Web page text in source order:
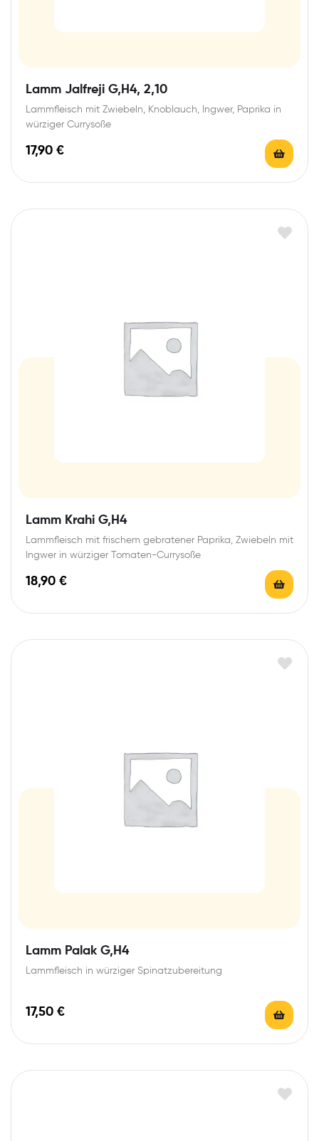
Lamm Jalfreji G,H4, 2,10
Lammfleisch mit Zwiebeln, Knoblauch, Ingwer, Paprika in
würziger Currysoße
17,90 €
Lamm Krahi G,H4
Lammfleisch mit frischem gebratener Paprika, Zwiebeln mit
Ingwer in würziger Tomaten-Currysoße
18,90 €
Lamm Palak G,H4
Lammfleisch in würziger Spinatzubereitung
17,50 €